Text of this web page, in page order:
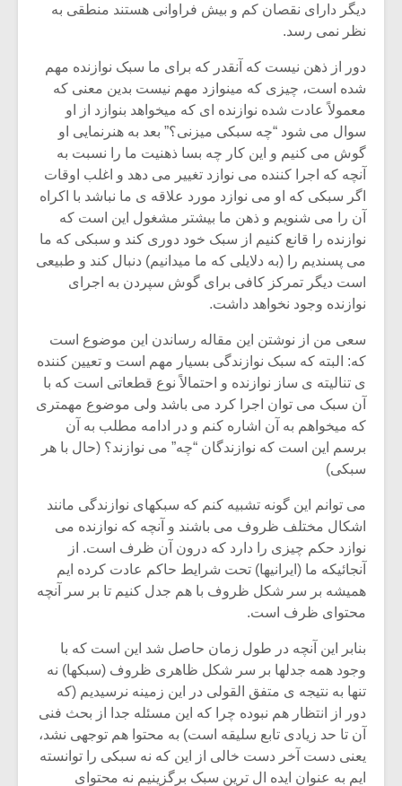
دیگر دارای نقصان کم و بیش فراوانی هستند منطقی به
نظر نمی رسد.
دور از ذهن نیست که آنقدر که برای ما سبک نوازنده مهم
شده است، چیزی که مینوازد مهم نیست بدین معنی که
معمولاً عادت شده نوازنده ای که میخواهد بنوازد از او
سوال می شود “چه سبکی میزنی؟” بعد به هنرنمایی او
گوش می کنیم و این کار چه بسا ذهنیت ما را نسبت به
آنچه که اجرا کننده می نوازد تغییر می دهد و اغلب اوقات
اگر سبکی که او می نوازد مورد علاقه ی ما نباشد با اکراه
آن را می شنویم و ذهن ما بیشتر مشغول این است که
نوازنده را قانع کنیم از سبک خود دوری کند و سبکی که ما
می پسندیم را (به دلایلی که ما میدانیم) دنبال کند و طبیعی
است دیگر تمرکز کافی برای گوش سپردن به اجرای
نوازنده وجود نخواهد داشت.
سعی من از نوشتن این مقاله رساندن این موضوع است
که: البته که سبک نوازندگی بسیار مهم است و تعیین کننده
ی تنالیته ی ساز نوازنده و احتمالاً نوع قطعاتی است که با
آن سبک می توان اجرا کرد می باشد ولی موضوع مهمتری
که میخواهم به آن اشاره کنم و در ادامه مطلب به آن
برسم این است که نوازندگان “چه” می نوازند؟ (حال با هر
سبکی)
می توانم این گونه تشبیه کنم که سبکهای نوازندگی مانند
اشکال مختلف ظروف می باشند و آنچه که نوازنده می
نوازد حکم چیزی را دارد که درون آن ظرف است. از
آنجائیکه ما (ایرانیها) تحت شرایط حاکم عادت کرده ایم
همیشه بر سر شکل ظروف با هم جدل کنیم تا بر سر آنچه
محتوای ظرف است.
بنابر این آنچه در طول زمان حاصل شد این است که با
وجود همه جدلها بر سر شکل ظاهری ظروف (سبکها) نه
تنها به نتیجه ی متفق القولی در این زمینه نرسیدیم (که
دور از انتظار هم نبوده چرا که این مسئله جدا از بحث فنی
آن تا حد زیادی تابع سلیقه است) به محتوا هم توجهی نشد،
یعنی دست آخر دست خالی از این که نه سبکی را توانسته
ایم به عنوان ایده ال ترین سبک برگزینیم نه محتوای